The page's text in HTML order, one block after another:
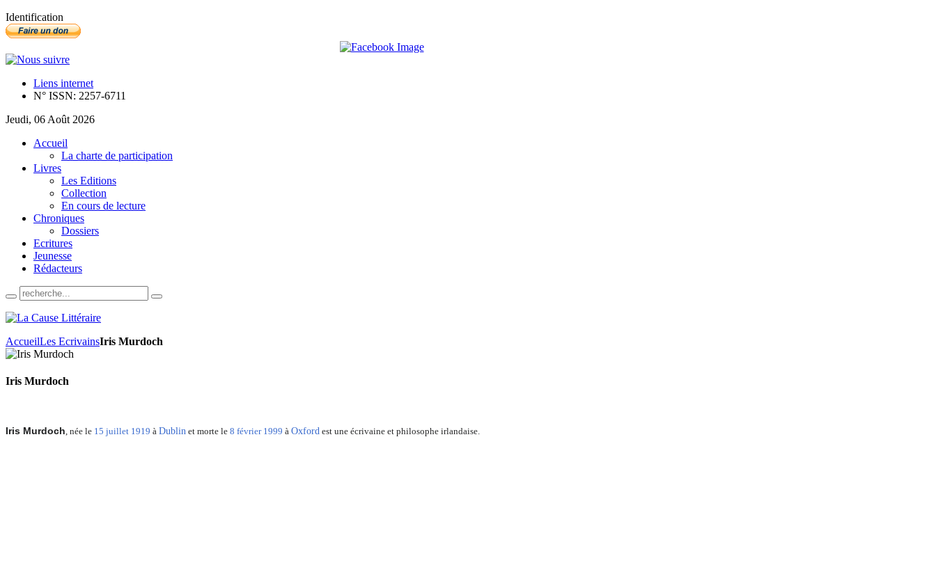
Identification
Liens internet
N° ISSN: 2257-6711
Jeudi, 06 Août 2026
Accueil
La charte de participation
Livres
Les Editions
Collection
En cours de lecture
Chroniques
Dossiers
Ecritures
Jeunesse
Rédacteurs
AccueilLes EcrivainsIris Murdoch
Iris Murdoch
Iris Murdoch , née le 15 juillet 1919 à Dublin et morte le 8 février 1999 à Oxford est une écrivaine et philosophe irlandaise.